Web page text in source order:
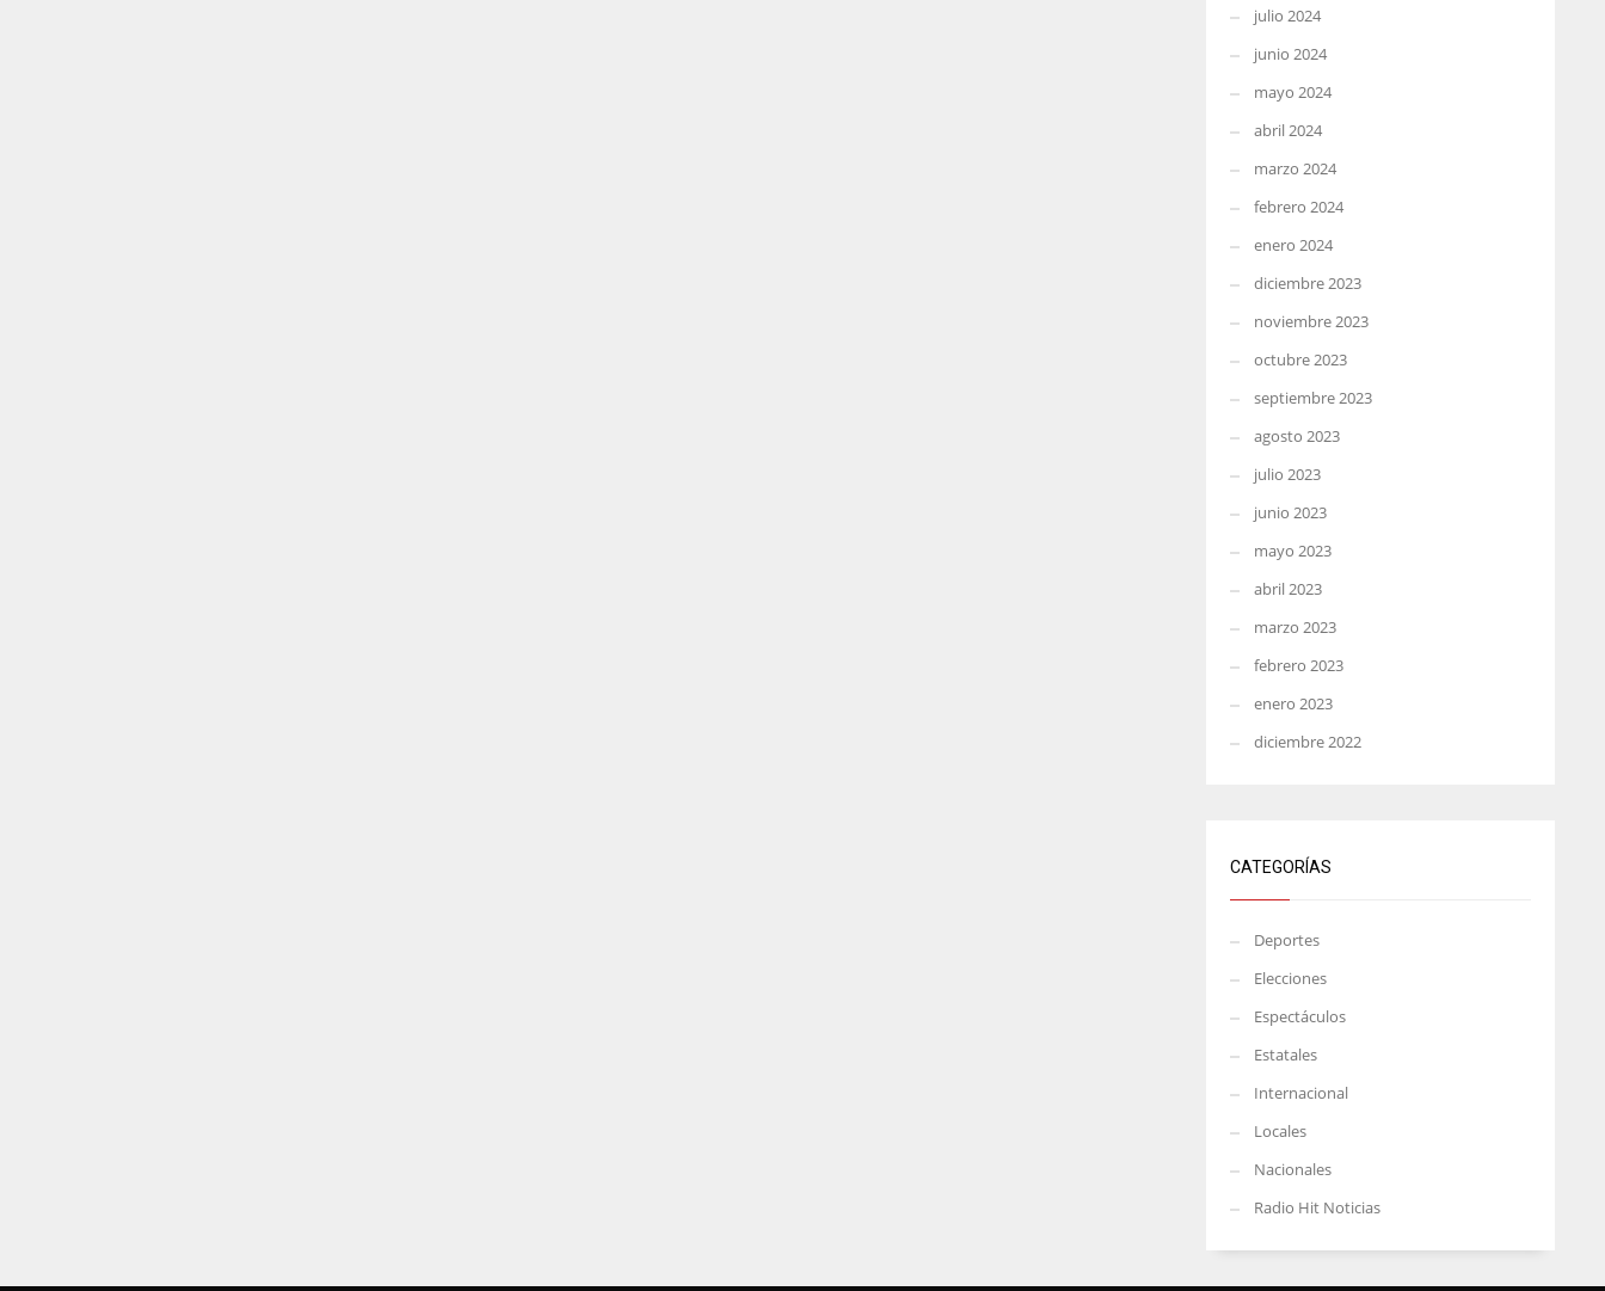
julio 2024
junio 2024
mayo 2024
abril 2024
marzo 2024
febrero 2024
enero 2024
diciembre 2023
noviembre 2023
octubre 2023
septiembre 2023
agosto 2023
julio 2023
junio 2023
mayo 2023
abril 2023
marzo 2023
febrero 2023
enero 2023
diciembre 2022
CATEGORÍAS
Deportes
Elecciones
Espectáculos
Estatales
Internacional
Locales
Nacionales
Radio Hit Noticias